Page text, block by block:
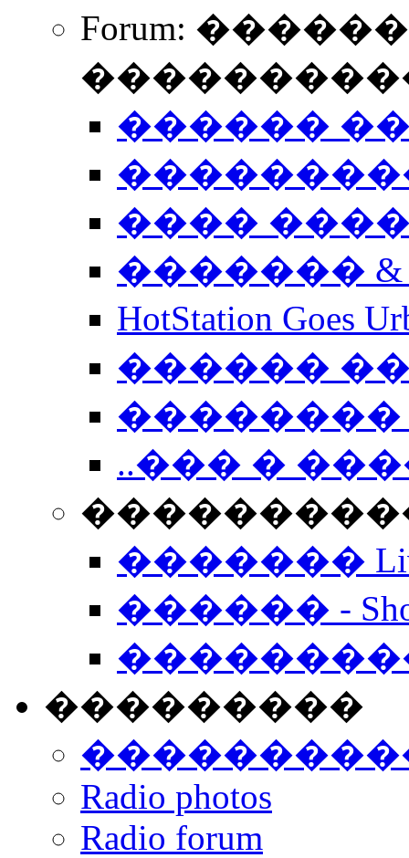
Forum:
������
����
�������
HotStation
������
��������
..��� �
����������
�������
������ -
���������
Radio photos
Radio forum